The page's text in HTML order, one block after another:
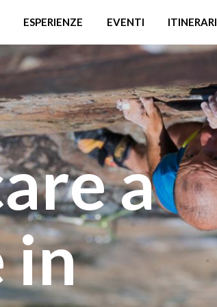
ESPERIENZE EVENTI ITINERARI
a
in